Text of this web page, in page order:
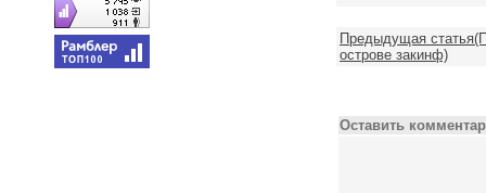
Предыдущая
острове закинф)
Оставить